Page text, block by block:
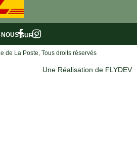
SUR :
NOUS
de La Poste, Tous droits réservés
Une Réalisation de FLYDEV